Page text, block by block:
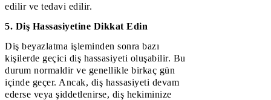
edilir ve tedavi edilir.
5. Diş Hassasiyetine Dikkat Edin
Diş beyazlatma işleminden sonra bazı
kişilerde geçici diş hassasiyeti oluşabilir. Bu
durum normaldir ve genellikle birkaç gün
içinde geçer. Ancak, diş hassasiyeti devam
ederse veya şiddetlenirse, diş hekiminize